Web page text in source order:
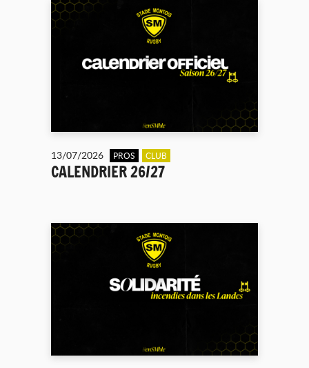
13/07/2026 PROS CLUB
CALENDRIER 26/27